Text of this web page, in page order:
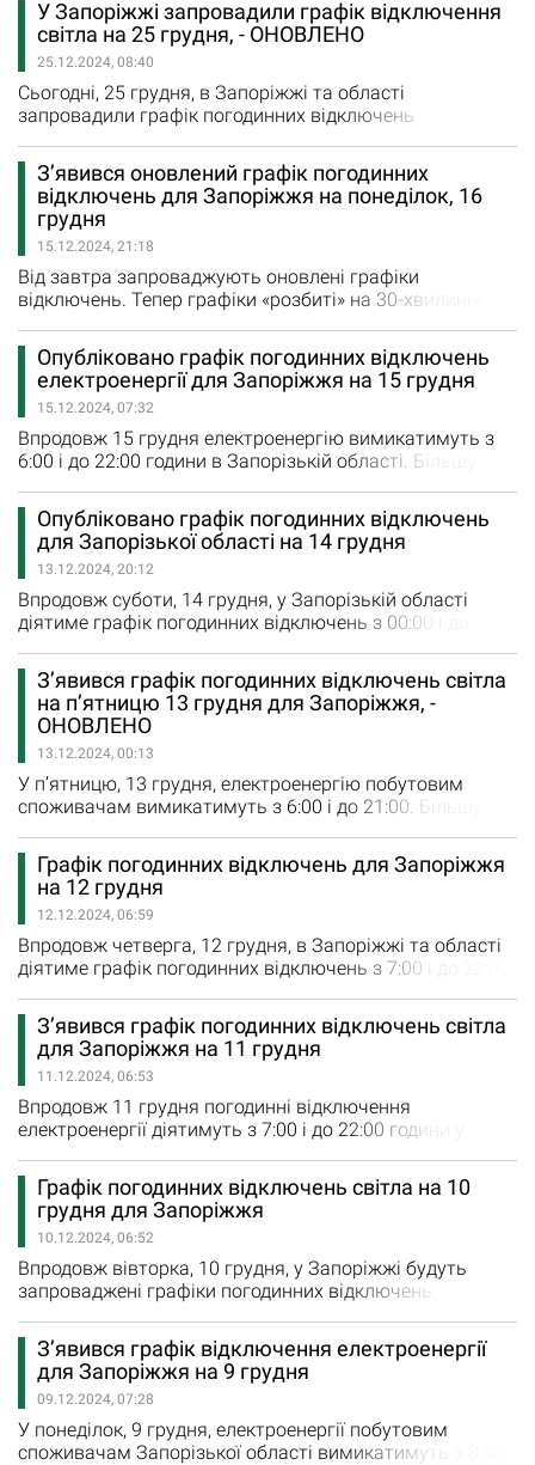
одночасно вимикатимуть півтори черги, а решту доби
– одну. Графік погодинних відключень на четвер
наступний: Черга 1 (підчерги 1 та 2): 12:00 –…
У Запоріжжі запровадили графік відключення
світла на 25 грудня, - ОНОВЛЕНО
25.12.2024, 08:40
Сьогодні, 25 грудня, в Запоріжжі та області
запровадили графік погодинних відключень
кінця доби вимикатимуть три черги споживачів
одночасно, повідомили у «Запоріжжяобленерго».
Наразі графік погодинних відключень електроенергії на
сьогодні виглядає так: Черга 1 (підгрупи 1 та 2): 06:00 –
08:00,…
З’явився оновлений графік погодинних
відключень для Запоріжжя на понеділок, 16
грудня
15.12.2024, 21:18
Від завтра запроваджують оновлені графіки
відключень. Тепер графіки «розбиті» на 30-хвилинні
підключення/відключення черги, а червоним час коли
буде відсутня електроенергія. Завтра електроенергію в
Запорізькій області вимикатимуть з 7:00 ранку і до
20:00 години. Одну чергу споживачів погашатимуть з
7:00 до 8:00…
Опубліковано графік погодинних відключень
електроенергії для Запоріжжя на 15 грудня
15.12.2024, 07:32
Впродовж 15 грудня електроенергію вимикатимуть з
6:00 і до 22:00 години в Запорізькій області. Більшу
споживачів. Однак з 14:00 до 17:00 вимикатимуть дві
черги одночасно. Як повідомили у
«Запоріжжяобленерго» у неділю наступний графік
погодинних відключень електроенергії: Черга 1: 14:00 –
17:00;…
Опубліковано графік погодинних відключень
для Запорізької області на 14 грудня
13.12.2024, 20:12
Впродовж суботи, 14 грудня, у Запорізькій області
діятиме графік погодинних відключень з 00:00 і до
споживачів, а вдень (з 13:00 до 17:00) погашатимуть
одночасно дві черги. У суботу діятиме наступний
графік відключень: Черга 1: 00:00 – 03:00, 18:00 – 20:00;
Черга 2: 03:00 – 06:00, 13:00 –…
З’явився графік погодинних відключень світла
на п’ятницю 13 грудня для Запоріжжя, -
ОНОВЛЕНО
13.12.2024, 00:13
У п’ятницю, 13 грудня, електроенергію побутовим
споживачам вимикатимуть з 6:00 і до 21:00. Більшу
повідомляє Запоріжжяобленерго. Сьогодні діє
наступний графік відключень: Черга 1: 06:00 – 08:00,
14:00 – 17:00 Черга 2: 08:00 – 11:00, 17:00 – 19:00 Черга
3: 11:00 – 14:00 Черга…
Графік погодинних відключень для Запоріжжя
на 12 грудня
12.12.2024, 06:59
Впродовж четверга, 12 грудня, в Запоріжжі та області
діятиме графік погодинних відключень з 7:00 і до 22:00
вимикатимуть дві черги споживачів одночасно решту
часу - одну. Відповідно до встановлених обмежень
графіки погодинних відключень на 12 грудня
наступний: Черга 1: 08:00 – 11:00; Черга 2: 07:00 – 11:00;
…
З’явився графік погодинних відключень світла
для Запоріжжя на 11 грудня
11.12.2024, 06:53
Впродовж 11 грудня погодинні відключення
електроенергії діятимуть з 7:00 і до 22:00 години у
черги споживачів одночасно. Як повідомили у
«Запоріжжяобленерго», сьогодні діятиме наступний
графік відключень: Черга 1: 10:00 – 14:00; Черга 2: 13:00
– 17:00; 20:00 – 22:00; Черга 3: 08:00…
Графік погодинних відключень світла на 10
грудня для Запоріжжя
10.12.2024, 06:52
Впродовж вівторка, 10 грудня, у Запоріжжі будуть
запроваджені графіки погодинних відключень.
Більшу частину дня вимикатимуть дві черги
споживачів. Як повідомили у «Запоріжжяобленерго»
завтра діятиме наступний графік: Черга 1: 07:00 –
08:00, 15:00 – 19:00; Черга 2: 08:00 – 12:00;…
З’явився графік відключення електроенергії
для Запоріжжя на 9 грудня
09.12.2024, 07:28
У понеділок, 9 грудня, електроенергії побутовим
споживачам Запорізької області вимикатимуть з 8:00 і